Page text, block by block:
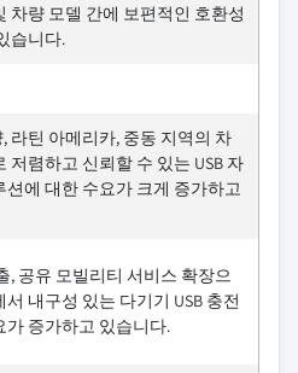
차량 모델 간에 보편적인 호환성
습니다.
라틴 아메리카, 중동 지역의 차
저렴하고 신뢰할 수 있는 USB 자
션에 대한 수요가 크게 증가하고
, 공유 모빌리티 서비스 확장으
내구성 있는 다기기 USB 충전
가 증가하고 있습니다.